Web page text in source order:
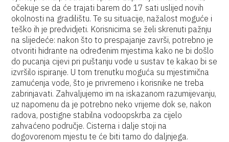
očekuje se da će trajati barem do 17 sati uslijed novih
okolnosti na gradilištu. Te su situacije, nažalost moguće i
teško ih je predvidjeti. Korisnicima se želi skrenuti pažnju
na slijedeće: nakon što to prespajanje završi, potrebno je
otvoriti hidrante na određenim mjestima kako ne bi došlo
do pucanja cijevi pri puštanju vode u sustav te kakao bi se
izvršilo ispiranje. U tom trenutku moguća su mjestimična
zamućenja vode, što je privremeno i korisnike ne treba
zabrinjavati. Zahvaljujemo im na iskazanom razumijevanju,
uz napomenu da je potrebno neko vrijeme dok se, nakon
radova, postigne stabilna vodoopskrba za cijelo
zahvaćeno područje. Cisterna i dalje stoji na
dogovorenom mjestu te će biti tamo do daljnjega.